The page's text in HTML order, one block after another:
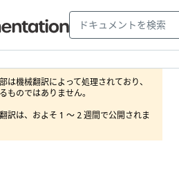
は機械翻訳によって処理されており、
ものではありません。
訳は、およそ 1 ～ 2 週間で公開されま